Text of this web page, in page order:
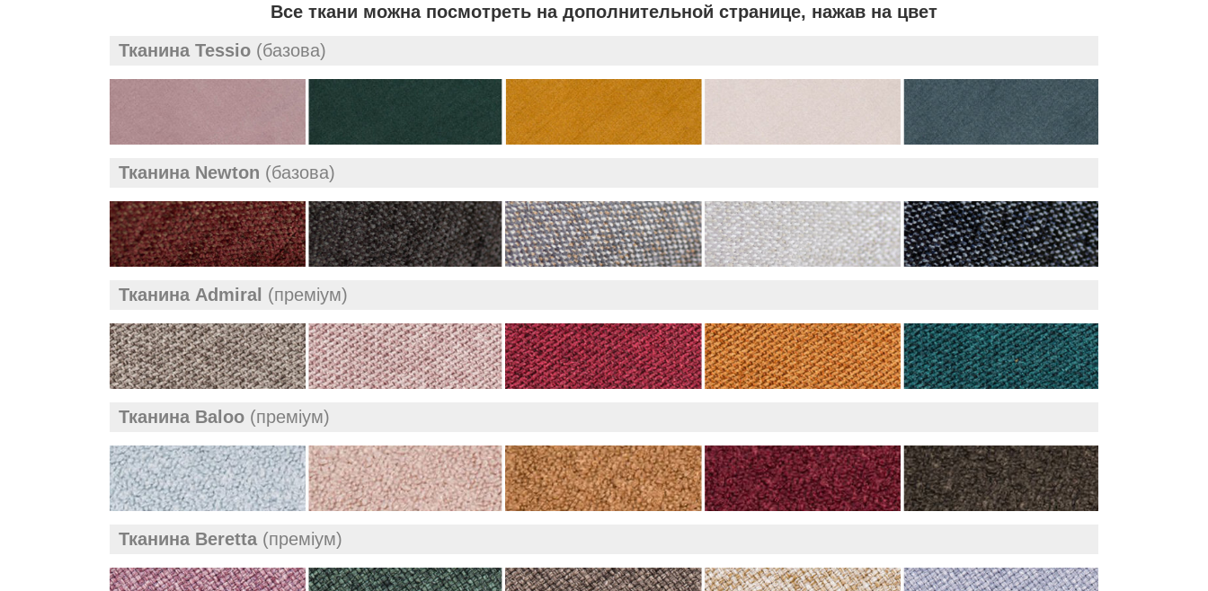
Все ткани можна посмотреть на дополнительной странице, нажав на цвет
Тканина Tessio (базова)
Тканина Newton (базова)
Тканина Admiral (преміум)
Тканина Baloo (преміум)
Тканина Beretta (преміум)